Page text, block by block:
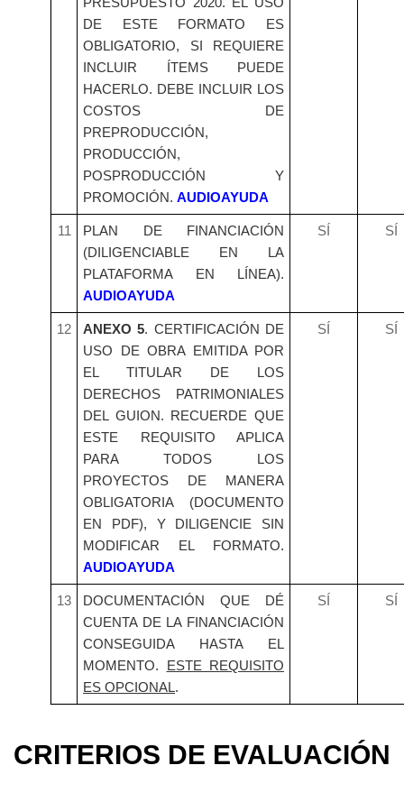
DE ESTE FORMATO ES
OBLIGATORIO, SI REQUIERE
INCLUIR ÍTEMS PUEDE
HACERLO. DEBE INCLUIR LOS
COSTOS DE
PREPRODUCCIÓN,
PRODUCCIÓN,
POSPRODUCCIÓN Y
PROMOCIÓN. AUDIOAYUDA
11
PLAN DE FINANCIACIÓN
(DILIGENCIABLE EN LA
PLATAFORMA EN LÍNEA).
AUDIOAYUDA
SÍ SÍ
12 ANEXO 5. CERTIFICACIÓN DE
USO DE OBRA EMITIDA POR
EL TITULAR DE LOS
DERECHOS PATRIMONIALES
DEL GUION. RECUERDE QUE
ESTE REQUISITO APLICA
PARA TODOS LOS
PROYECTOS DE MANERA
OBLIGATORIA (DOCUMENTO
EN PDF),
Y DILIGENCIE SIN
MODIFICAR EL FORMATO.
AUDIOAYUDA
SÍ SÍ
13
DOCUMENTACIÓN QUE DÉ
CUENTA DE LA FINANCIACIÓN
CONSEGUIDA HASTA EL
MOMENTO. ESTE REQUISITO
ES OPCIONAL.
SÍ SÍ
CRITERIOS DE EVALUACIÓN